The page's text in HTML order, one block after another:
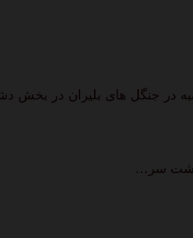
در جنگل های بلیران در